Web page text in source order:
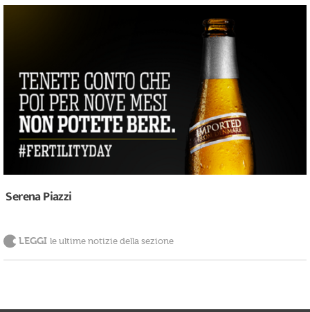
Serena Piazzi
LEGGI le ultime notizie della sezione